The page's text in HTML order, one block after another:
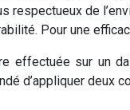
respectueux de
Pour une
effectuée sur un
d’appliquer deux